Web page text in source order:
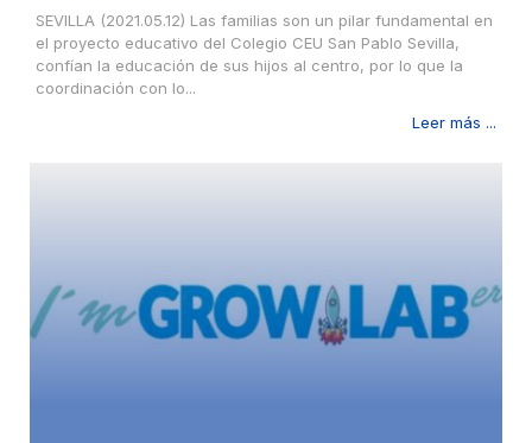
SEVILLA (2021.05.12) Las familias son un pilar fundamental en
el proyecto educativo del Colegio CEU San Pablo Sevilla,
confían la educación de sus hijos al centro, por lo que la
coordinación con lo...
Leer más ...